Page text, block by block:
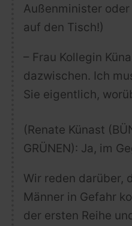
Außenminister
auf den Tisch!)
– Frau Kollegin
dazwischen. Ich
Sie eigentlich,
(Renate Künast
GRÜNEN): Ja, im
Wir reden darüber,
Männer in Gefahr
der ersten Reihe